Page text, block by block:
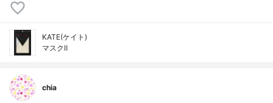
KATE(ケイト)
マスクⅡ
chia